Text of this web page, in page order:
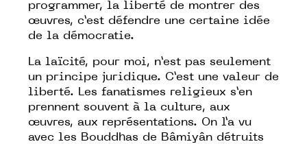
programmer, la liberté de montrer des
œuvres, c’est défendre une certaine idée
de la démocratie.
La laïcité, pour moi, n’est pas seulement
un principe juridique. C’est une valeur de
liberté. Les fanatismes religieux s’en
prennent souvent à la culture, aux
œuvres, aux représentations. On l’a vu
avec les Bouddhas de Bâmiyân détruits